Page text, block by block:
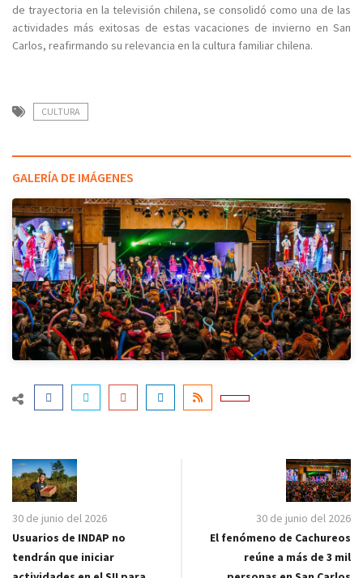
de trayectoria en la televisión chilena, se consolidó como una de las
actividades más exitosas de estas vacaciones de invierno en San
Carlos, reafirmando su relevancia en la cultura familiar chilena.
CULTURA
GALERÍA DE IMÁGENES
30 de junio del 2026
Usuarios de INDAP no
tendrán que iniciar
30 de junio del 2026
El fenómeno de Cachureos
reúne a más de 3 mil